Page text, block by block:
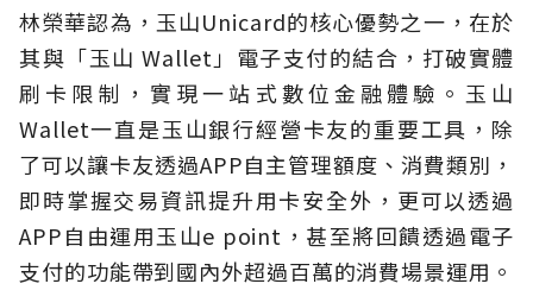
林榮華認為，玉山Unicard的核心優勢之一，在於
其與「玉山 Wallet」電子支付的結合，打破實體
刷卡限制，實現一站式數位金融體驗。玉山
Wallet一直是玉山銀行經營卡友的重要工具，除
了可以讓卡友透過APP自主管理額度、消費類別，
即時掌握交易資訊提升用卡安全外，更可以透過
APP自由運用玉山e point，甚至將回饋透過電子
支付的功能帶到國內外超過百萬的消費場景運用。